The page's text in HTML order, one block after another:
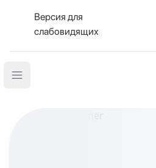
Версия для
слабовидящих
Open main menu